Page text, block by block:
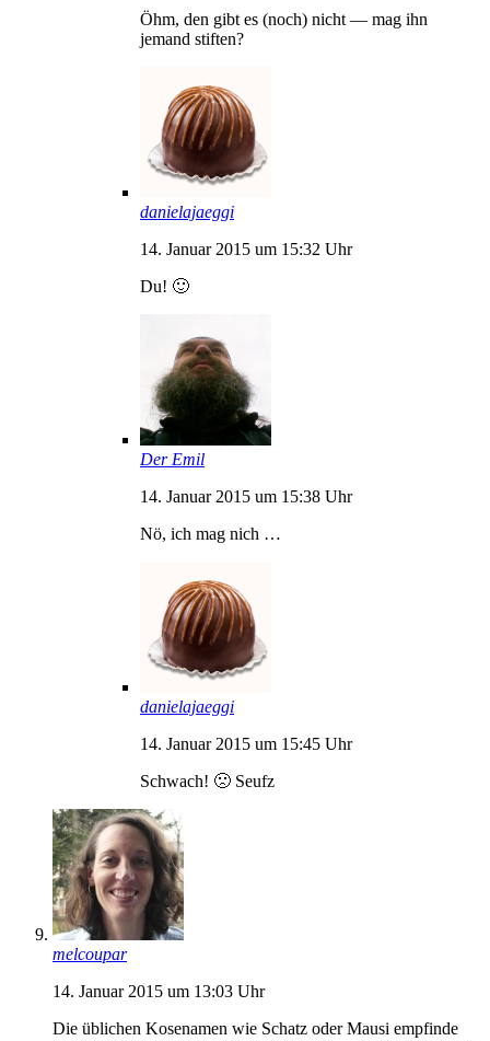
Öhm, den gibt es (noch) nicht — mag ihn
jemand stiften?
danielajaeggi
14. Januar 2015 um 15:32 Uhr
Du! 🙂
Der Emil
14. Januar 2015 um 15:38 Uhr
Nö, ich mag nich …
danielajaeggi
14. Januar 2015 um 15:45 Uhr
Schwach! 🙁 Seufz
melcoupar
14. Januar 2015 um 13:03 Uhr
Die üblichen Kosenamen wie Schatz oder Mausi empfinde